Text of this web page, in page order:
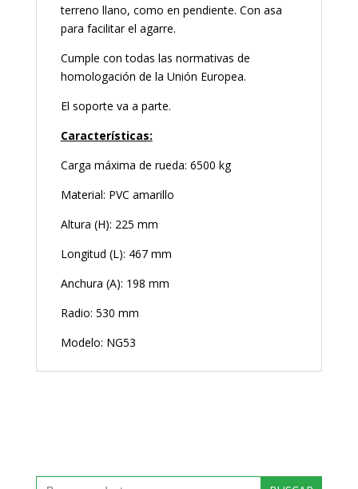
terreno llano, como en pendiente. Con asa
para facilitar el agarre.
Cumple con todas las normativas de
homologación de la Unión Europea.
El soporte va a parte.
Características:
Carga máxima de rueda: 6500 kg
Material: PVC amarillo
Altura (H): 225 mm
Longitud (L): 467 mm
Anchura (A): 198 mm
Radio: 530 mm
Modelo: NG53
Buscar: